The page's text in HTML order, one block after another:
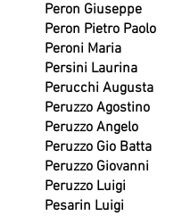
Peron Giuseppe
Peron Pietro Paolo
Peroni Maria
Persini Laurina
Perucchi Augusta
Peruzzo Agostino
Peruzzo Angelo
Peruzzo Gio Batta
Peruzzo Giovanni
Peruzzo Luigi
Pesarin Luigi